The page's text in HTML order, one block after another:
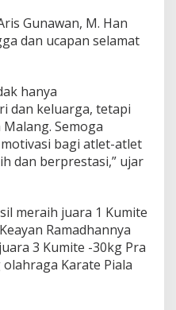
Gunawan, M. Han
dan ucapan selamat
hanya
dan keluarga, tetapi
Semoga
bagi atlet-atlet
dan berprestasi,” ujar
meraih juara 1 Kumite
Ramadhannya
3 Kumite -30kg Pra
Karate Piala